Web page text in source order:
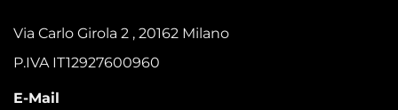
Via Carlo Girola 2 , 20162 Milano
P.IVA IT12927600960
E-Mail